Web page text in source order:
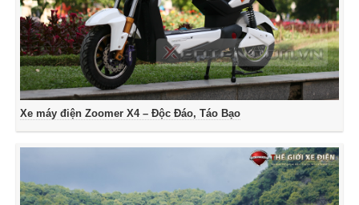
Xe máy điện Zoomer X4 – Độc Đáo, Táo Bạo